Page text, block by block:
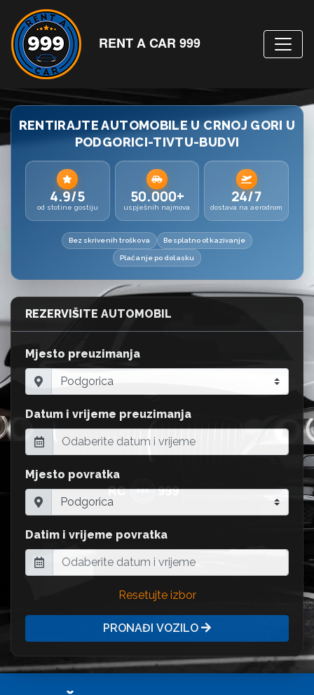
RENT A CAR 999
RENTIRAJTE AUTOMOBILE U CRNOJ GORI U
PODGORICI-TIVTU-BUDVI
4.9/5
od stotine gostiju
50.000+
uspješnih najmova
24/7
dostava na aerodrom
Bez skrivenih troškova Besplatno otkazivanje
Plaćanje po dolasku
REZERVIŠITE AUTOMOBIL
Mjesto preuzimanja
Datum i vrijeme preuzimanja
Mjesto povratka
Datim i vrijeme povratka
Resetujte izbor
PRONAĐI VOZILO